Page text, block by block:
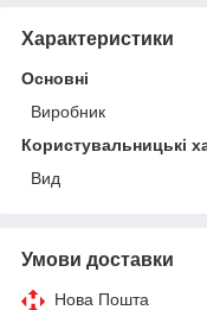
Характеристики
Основні
Виробник
Користувальницькі
Вид
Умови доставки
Нова Пошта